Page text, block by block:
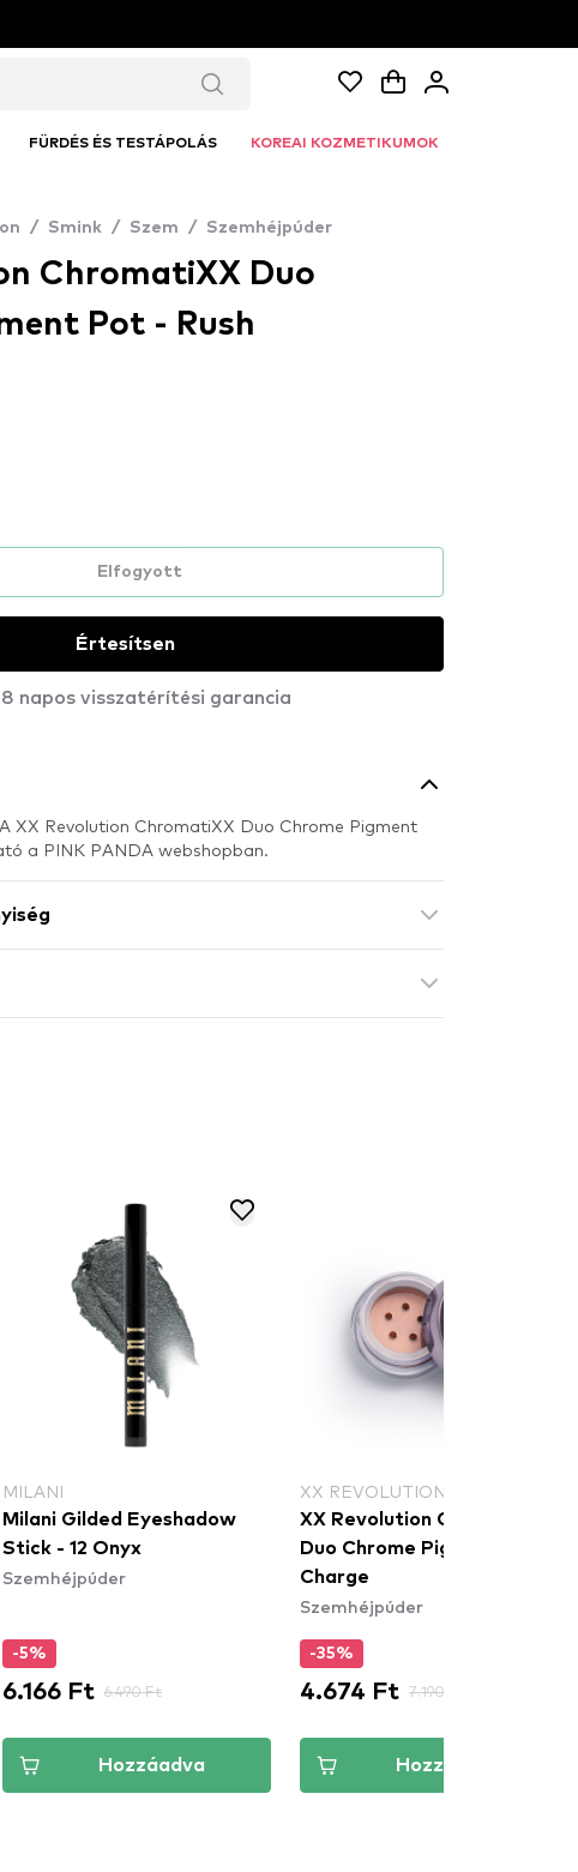
FÜRDÉS ÉS TESTÁPOLÁS KOREAI KOZMETIKUMOK
/ Smink / Szem / Szemhéjpúder
ChromatiXX Duo
Pot - Rush
Elfogyott
Értesítsen
napos visszatérítési garancia
XX Revolution ChromatiXX Duo Chrome Pigment
a PINK PANDA webshopban.
MILANI
Milani Gilded Eyeshadow
Stick - 12 Onyx
Szemhéjpúder
-5%
6.166 Ft 6.490 Ft
Hozzáadva
XX REVOLUTION
XX Revolution ChromatiXX
Duo Chrome Pigment Pot -
Charge
Szemhéjpúder
-35%
4.674 Ft 7.190 Ft
Hozzáadva